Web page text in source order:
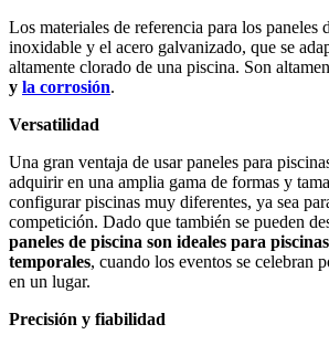
Los materiales de referencia para los paneles
inoxidable y el acero galvanizado, que se
altamente clorado de una piscina. Son
y la corrosión.
Versatilidad
Una gran ventaja de usar paneles para
adquirir en una amplia gama de formas y
configurar piscinas muy diferentes, ya sea
competición. Dado que también se pueden
paneles de piscina son ideales para
temporales, cuando los eventos se celebran
en un lugar.
Precisión y fiabilidad